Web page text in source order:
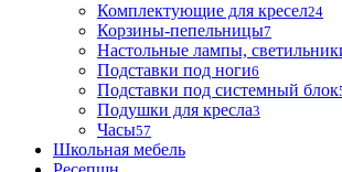
Комплектующие для кресел24
Корзины-пепельницы7
Настольные лампы,
Подставки под ноги6
Подставки под системный блок
Подушки для кресла3
Часы57
Школьная мебель